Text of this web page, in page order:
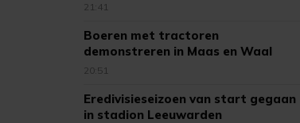
21:41
Boeren met tractoren
demonstreren in Maas en Waal
20:51
Eredivisieseizoen van start gegaan
in stadion Leeuwarden